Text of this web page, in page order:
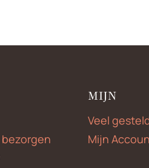
bezorgen
MIJN
Veel
Mijn